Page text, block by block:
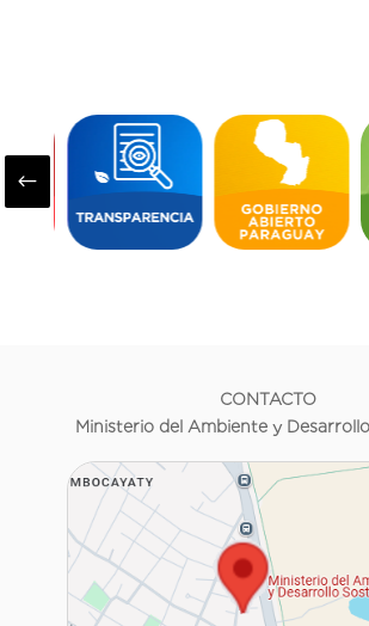
#
CONTACTO
Ministerio del Ambiente y